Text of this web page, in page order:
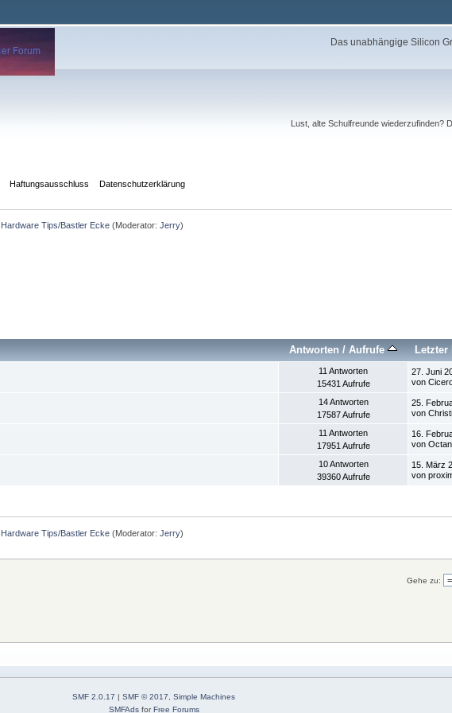
Das unabhängige Silicon
Lust, alte Schulfreunde wiederzufinden?
Haftungsausschluss Datenschutzerklärung
Hardware Tips/Bastler Ecke (Moderator:Jerry)
Antworten/ Aufrufe Letzter
11 Antworten
15431 Aufrufe
27. Juni
von
14 Antworten
17587 Aufrufe
25.
von
11 Antworten
17951 Aufrufe
16.
von
10 Antworten
39360 Aufrufe
15. März
von
Hardware Tips/Bastler Ecke (Moderator:Jerry)
Gehe zu:
SMF 2.0.17 | SMF © 2017, Simple Machines
SMFAdsforFree Forums